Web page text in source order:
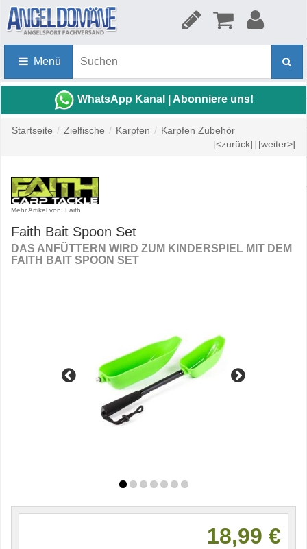
Menü
WhatsApp Kanal | Abonniere uns!
Startseite / Zielfische / Karpfen / Karpfen Zubehör
[<zurück] | [weiter>]
Mehr Artikel von: Faith
Faith Bait Spoon Set
DAS ANFÜTTERN WIRD ZUM KINDERSPIEL MIT DEM
FAITH BAIT SPOON SET
18,99 €